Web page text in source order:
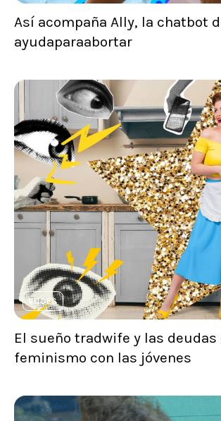
Así acompaña Ally, la chatbot
ayudaparaabortar
VOCES
El sueño tradwife y las deudas
feminismo con las jóvenes